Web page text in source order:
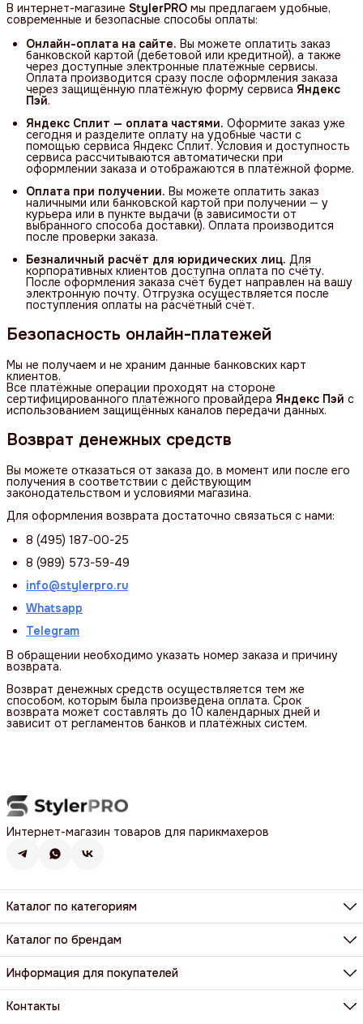
В интернет-магазине StylerPRO мы предлагаем удобные,
современные и безопасные способы оплаты:
Онлайн-оплата на сайте. Вы можете оплатить заказ
банковской картой (дебетовой или кредитной), а также
через доступные электронные платёжные сервисы.
Оплата производится сразу после оформления заказа
через защищённую платёжную форму сервиса Яндекс
Пэй.
Яндекс Сплит — оплата частями. Оформите заказ уже
сегодня и разделите оплату на удобные части с
помощью сервиса Яндекс Сплит. Условия и доступность
сервиса рассчитываются автоматически при
оформлении заказа и отображаются в платёжной форме.
Оплата при получении. Вы можете оплатить заказ
наличными или банковской картой при получении — у
курьера или в пункте выдачи (в зависимости от
выбранного способа доставки). Оплата производится
после проверки заказа.
Безналичный расчёт для юридических лиц. Для
корпоративных клиентов доступна оплата по счёту.
После оформления заказа счёт будет направлен на вашу
электронную почту. Отгрузка осуществляется после
поступления оплаты на расчётный счёт.
Безопасность онлайн-платежей
Мы не получаем и не храним данные банковских карт
клиентов.
Все платёжные операции проходят на стороне
сертифицированного платёжного провайдера Яндекс Пэй с
использованием защищённых каналов передачи данных.
Возврат денежных средств
Вы можете отказаться от заказа до, в момент или после его
получения в соответствии с действующим
законодательством и условиями магазина.
Для оформления возврата достаточно связаться с нами:
8 (495) 187-00-25
8 (989) 573-59-49
info@stylerpro.ru
Whatsapp
Telegram
В обращении необходимо указать номер заказа и причину
возврата.
Возврат денежных средств осуществляется тем же
способом, которым была произведена оплата. Срок
возврата может составлять до 10 календарных дней и
зависит от регламентов банков и платёжных систем.
Интернет-магазин товаров для парикмахеров
Каталог по категориям
Фены, фен-щетки, аксессуары
Машинки, триммеры, шейверы
Щипцы, плойки, стайлеры
Парикмахерские ножницы и бритвы
Каталог по брендам
BaByliss Pro
Dewal
Harizma
Y.S. Park
Информация для покупателей
Доставка и оплата
Контакты и реквизиты
Контакты